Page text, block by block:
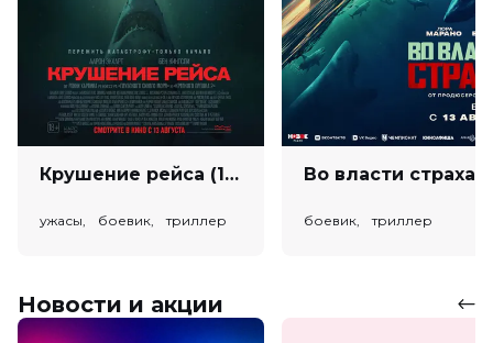
Крушение рейса (18+)
ужасы, боевик, триллер боевик, триллер
Новости и акции